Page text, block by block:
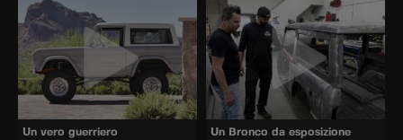
Un vero guerriero Un Bronco da esposizione